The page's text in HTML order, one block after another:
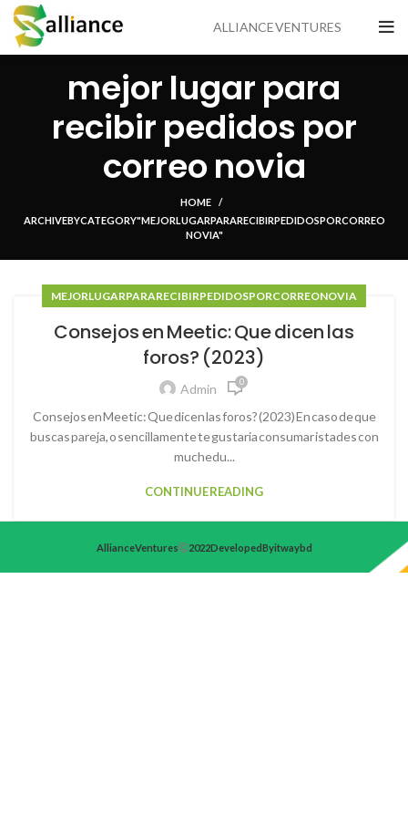
ALLIANCE VENTURES
mejor lugar para
recibir pedidos por
correo novia
HOME
ARCHIVE BY CATEGORY "MEJOR LUGAR PARA RECIBIR PEDIDOS POR CORREO
NOVIA"
MEJOR LUGAR PARA RECIBIR PEDIDOS POR CORREO NOVIA
Consejos en Meetic: Que dicen las
foros? (2023)
Admin 0
Consejos en Meetic: Que dicen las foros? (2023) En caso de que
buscas pareja, o sencillamente te gustaria consumar istades con
muchedu...
CONTINUE READING
Alliance Ventures 2022 Developed By itwaybd